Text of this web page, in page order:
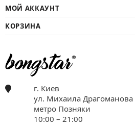
МОЙ АККАУНТ
КОРЗИНА
г. Киев
ул. Михаила Драгоманова
метро Позняки
10:00 – 21:00